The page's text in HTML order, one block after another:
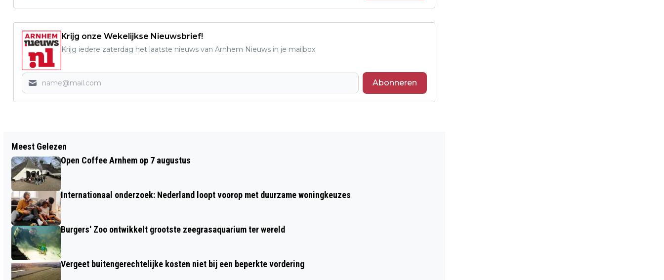
Krijg onze Wekelijkse Nieuwsbrief!
Krijg iedere zaterdag het laatste nieuws van Arnhem Nieuws in je mailbox
Abonneren
LIVE TALKSHOW MET GEWONE
ARNHEMMERS OP 24 FEBRUARI IN
ROZET
Meest Gelezen
Open Coffee Arnhem op 7 augustus
Internationaal onderzoek: Nederland loopt voorop met duurzame woningkeuzes
Burgers' Zoo ontwikkelt grootste zeegrasaquarium ter wereld
Vergeet buitengerechtelijke kosten niet bij een beperkte vordering